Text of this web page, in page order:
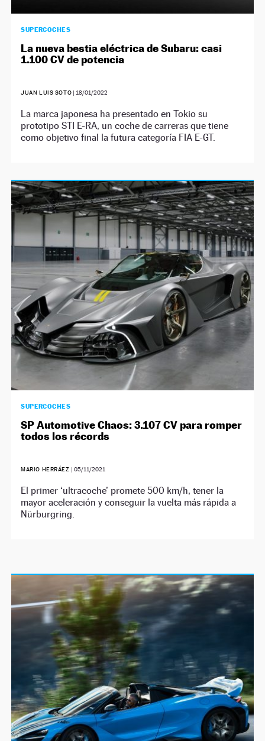
SUPERCOCHES
La nueva bestia eléctrica de Subaru: casi
1.100 CV de potencia
JUAN LUIS SOTO | 18/01/2022
La marca japonesa ha presentado en Tokio su
prototipo STI E-RA, un coche de carreras que tiene
como objetivo final la futura categoría FIA E-GT.
SUPERCOCHES
SP Automotive Chaos: 3.107 CV para romper
todos los récords
MARIO HERRÁEZ | 05/11/2021
El primer ‘ultracoche’ promete 500 km/h, tener la
mayor aceleración y conseguir la vuelta más rápida a
Nürburgring.